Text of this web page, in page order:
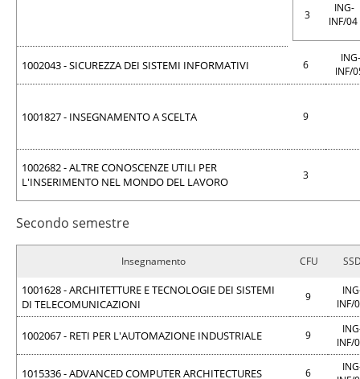
3
ING-
INF/04
1002043 - SICUREZZA DEI SISTEMI INFORMATIVI 6
ING-
INF/
1001827 - INSEGNAMENTO A SCELTA 9
1002682 - ALTRE CONOSCENZE UTILI PER
L'INSERIMENTO NEL MONDO DEL LAVORO
3
Secondo semestre
Insegnamento CFU
1001628 - ARCHITETTURE E TECNOLOGIE DEI SISTEMI
DI TELECOMUNICAZIONI
9
INF/
1002067 - RETI PER L'AUTOMAZIONE INDUSTRIALE 9
INF/
1015336 - ADVANCED COMPUTER ARCHITECTURES 6